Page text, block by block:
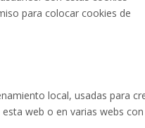
para colocar cookies de
local, usadas para
web o en varias webs con